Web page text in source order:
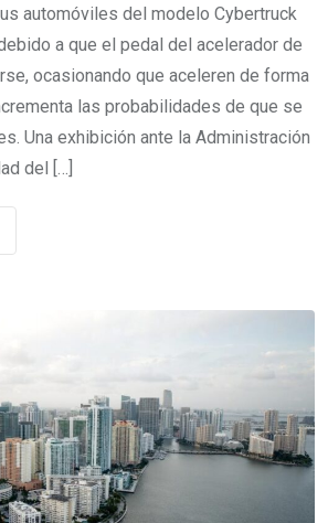
automóviles del modelo Cybertruck
a que el pedal del acelerador de
ocasionando que aceleren de forma
las probabilidades de que se
Una exhibición ante la Administración
del […]